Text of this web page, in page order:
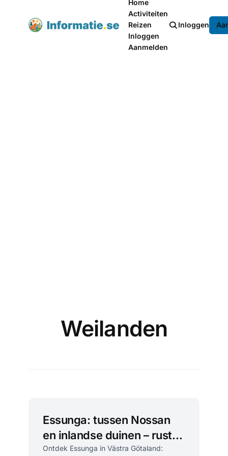
Home
Activiteiten
Reizen
Inloggen
Aanmelden
Inloggen
Weilanden
Essunga: tussen Nossan
en inlandse duinen – rust in
West-Zweden
Ontdek Essunga in Västra Götaland: